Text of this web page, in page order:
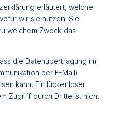
erläutert, welche
wir sie nutzen. Sie
welchem Zweck das
die Datenübertragung im
per E-Mail)
kann. Ein lückenloser
Zugriff durch Dritte ist nicht